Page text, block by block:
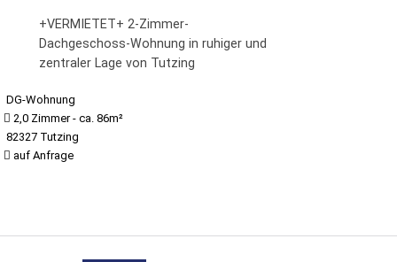
+VERMIETET+ 2-Zimmer-
Dachgeschoss-Wohnung in ruhiger und
zentraler Lage von Tutzing
DG-Wohnung
2,0 Zimmer - ca. 86m²
82327 Tutzing
auf Anfrage